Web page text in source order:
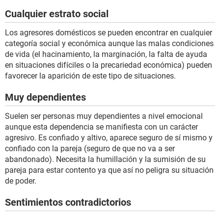
Cualquier estrato social
Los agresores domésticos se pueden encontrar en cualquier
categoría social y económica aunque las malas condiciones
de vida (el hacinamiento, la marginación, la falta de ayuda
en situaciones difíciles o la precariedad económica) pueden
favorecer la aparición de este tipo de situaciones.
Muy dependientes
Suelen ser personas muy dependientes a nivel emocional
aunque esta dependencia se manifiesta con un carácter
agresivo. Es confiado y altivo, aparece seguro de sí mismo y
confiado con la pareja (seguro de que no va a ser
abandonado). Necesita la humillación y la sumisión de su
pareja para estar contento ya que así no peligra su situación
de poder.
Sentimientos contradictorios